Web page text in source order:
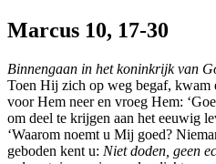
Marcus 10, 17-30
Binnengaan in het koninkrijk van
Toen Hij zich op weg begaf, kwam
voor Hem neer en vroeg Hem:
om deel te krijgen aan het eeuwig
‘Waarom noemt u Mij goed?
geboden kent u: Niet doden, geen